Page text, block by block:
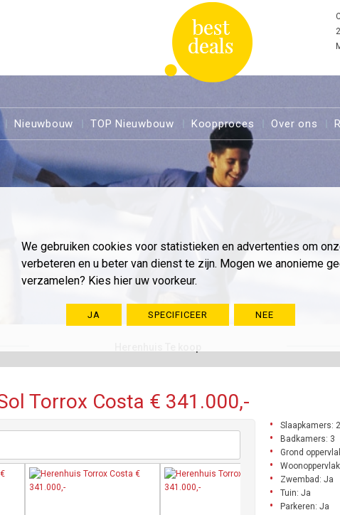
We gebruiken cookies voor statistieken en advertenties om
verbeteren en u beter van dienst te zijn. Mogen we anonieme
verzamelen? Kies hier uw voorkeur.
JA SPECIFICEER NEE
Nieuwbouw TOP Nieuwbouw Koopproces Over ons
Torrox Costa € 341.000,-
Slaapkamers: 2
Badkamers: 3
Grond
Zwembad: Ja
Tuin: Ja
Parkeren: Ja